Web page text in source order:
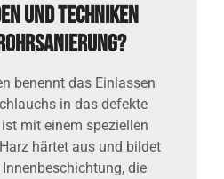
und Techniken
benennt das Einlassen
in das defekte
mit einem speziellen
härtet aus und bildet
die